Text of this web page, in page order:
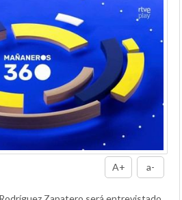
A+ a-